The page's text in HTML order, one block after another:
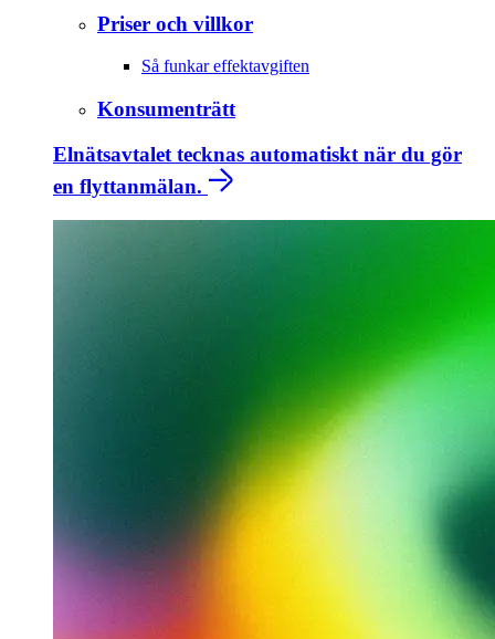
Priser och villkor
Så funkar effektavgiften
Konsumenträtt
Elnätsavtalet tecknas automatiskt när du gör
en flyttanmälan.